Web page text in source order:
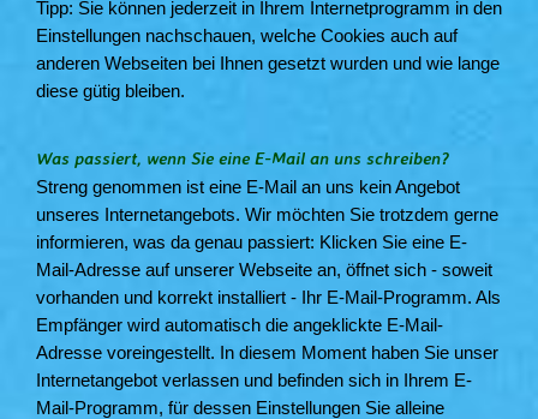
Tipp: Sie können jederzeit in Ihrem Internetprogramm in den
Einstellungen nachschauen, welche Cookies auch auf
anderen Webseiten bei Ihnen gesetzt wurden und wie lange
diese gütig bleiben.
Was passiert, wenn Sie eine E-Mail an uns schreiben?
Streng genommen ist eine E-Mail an uns kein Angebot
unseres Internetangebots. Wir möchten Sie trotzdem gerne
informieren, was da genau passiert: Klicken Sie eine E-
Mail-Adresse auf unserer Webseite an, öffnet sich - soweit
vorhanden und korrekt installiert - Ihr E-Mail-Programm. Als
Empfänger wird automatisch die angeklickte E-Mail-
Adresse voreingestellt. In diesem Moment haben Sie unser
Internetangebot verlassen und befinden sich in Ihrem E-
Mail-Programm, für dessen Einstellungen Sie alleine